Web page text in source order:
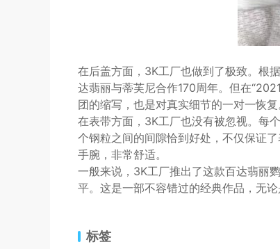
在后盖方面，3K工厂也做到了极致。根
达翡丽与蒂芙尼合作170周年。但在
团的缩写，也是对真实细节的一对一恢复
在表带方面，3K工厂也没有被忽视。每
个钢粒之间的间隙恰到好处，不仅保证
手腕，非常舒适。
一般来说，3K工厂推出了这款百达翡丽
平。这是一部不容错过的经典作品，无论
标签